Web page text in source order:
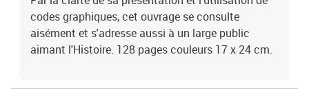
codes graphiques, cet ouvrage se consulte
aisément et s'adresse aussi à un large public
aimant l'Histoire. 128 pages couleurs 17 x 24 cm.